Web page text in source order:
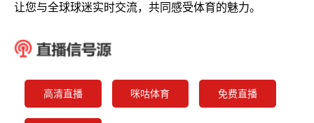
让您与全球球迷实时交流，共同感受体育的魅力。
高清直播 咪咕体育 免费直播